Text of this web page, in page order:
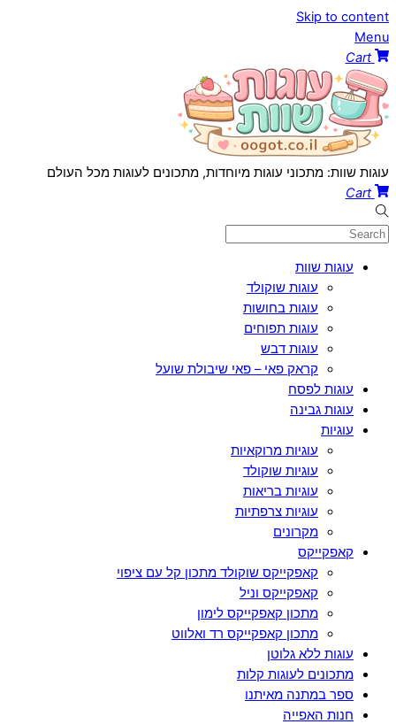
Skip to content
Menu
Cart
עוגות שוות: מתכוני עוגות מיוחדות, מתכונים לעוגות מכל העולם
Cart
עוגות שוות
עוגות שוקולד
עוגות בחושות
עוגות תפוחים
עוגות דבש
קראק פאי – פאי שיבולת שועל
עוגות לפסח
עוגות גבינה
עוגיות
עוגיות מרוקאיות
עוגיות שוקולד
עוגיות בריאות
עוגיות צרפתיות
מקרונים
קאפקייקס
קאפקייקס שוקולד מתכון קל עם ציפוי
קאפקייקס וניל
מתכון קאפקייקס לימון
מתכון קאפקייקס רד ואלווט
עוגות ללא גלוטן
מתכונים לעוגות קלות
ספר במתנה מאיתנו
חנות האפייה